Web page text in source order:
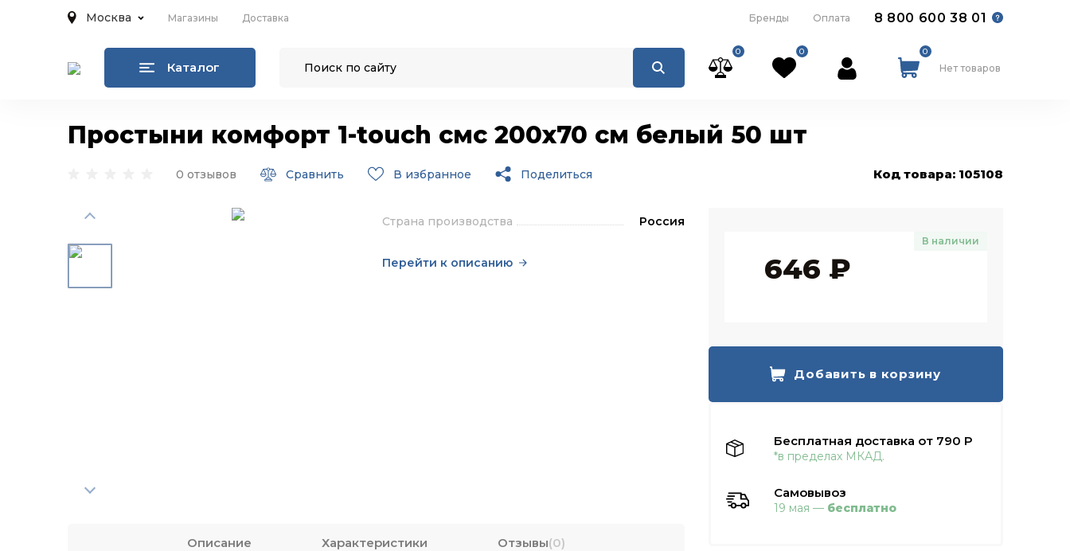
Москва Магазины Доставка Бренды Оплата 8 800 600 38 01
Каталог
0 0 0
Нет товаров
Простыни комфорт 1-touch смс 200х70 см белый 50 шт
0 отзывов Сравнить В избранное Поделиться Код товара: 105108
Страна производства Россия
Перейти к описанию
В наличии
646 ₽
Добавить в корзину
Бесплатная доставка от 790 Р
*в пределах МКАД.
Самовывоз
19 мая — бесплатно
Описание Характеристики Отзывы(0)